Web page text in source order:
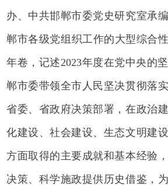
办、中共邯郸市委党史研究室承
郸市各级党组织工作的大型综合
年卷，记述2023年度在党中央的
郸市委带领全市人民坚决贯彻落
省委、省政府决策部署，在政治
化建设、社会建设、生态文明建
方面取得的主要成就和基本经验
决策、科学施政提供历史借鉴，